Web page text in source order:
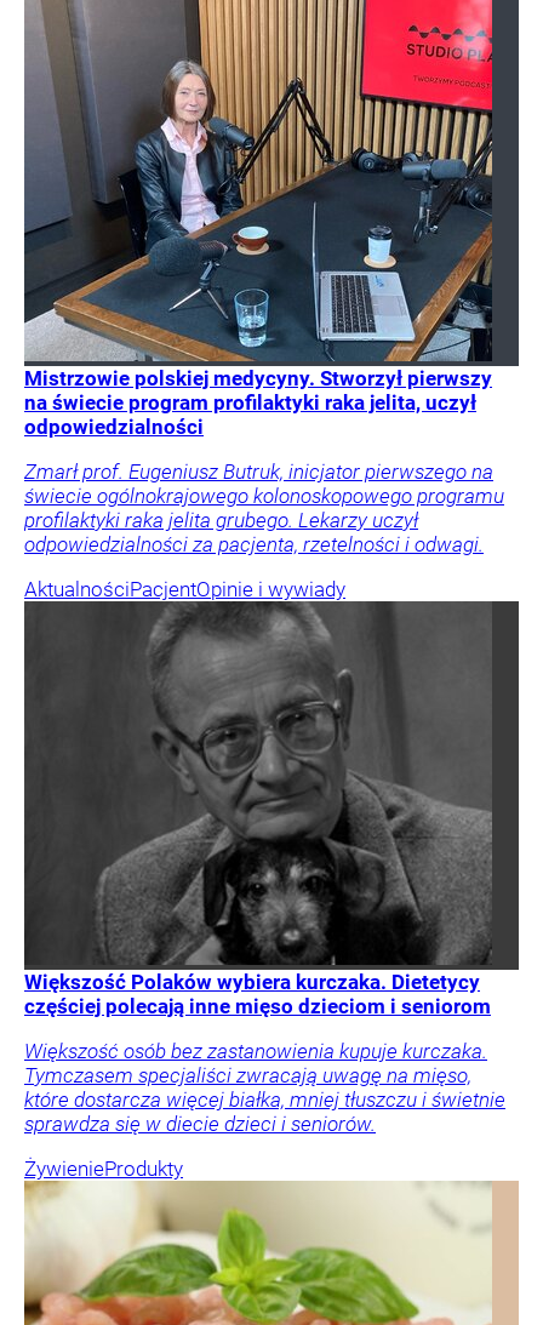
Mistrzowie polskiej medycyny. Stworzył pierwszy
na świecie program profilaktyki raka jelita, uczył
odpowiedzialności
Zmarł prof. Eugeniusz Butruk, inicjator pierwszego na
świecie ogólnokrajowego kolonoskopowego programu
profilaktyki raka jelita grubego. Lekarzy uczył
odpowiedzialności za pacjenta, rzetelności i odwagi.
AktualnościPacjentOpinie i wywiady
Większość Polaków wybiera kurczaka. Dietetycy
częściej polecają inne mięso dzieciom i seniorom
Większość osób bez zastanowienia kupuje kurczaka.
Tymczasem specjaliści zwracają uwagę na mięso,
które dostarcza więcej białka, mniej tłuszczu i świetnie
sprawdza się w diecie dzieci i seniorów.
ŻywienieProdukty